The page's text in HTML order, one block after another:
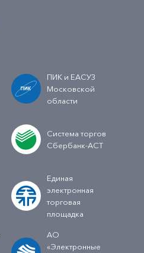
ПИК и ЕАСУЗ
Московской
области
Система торгов
Сбербанк-АСТ
Единая
электронная
торговая
площадка
АО
«Электронные